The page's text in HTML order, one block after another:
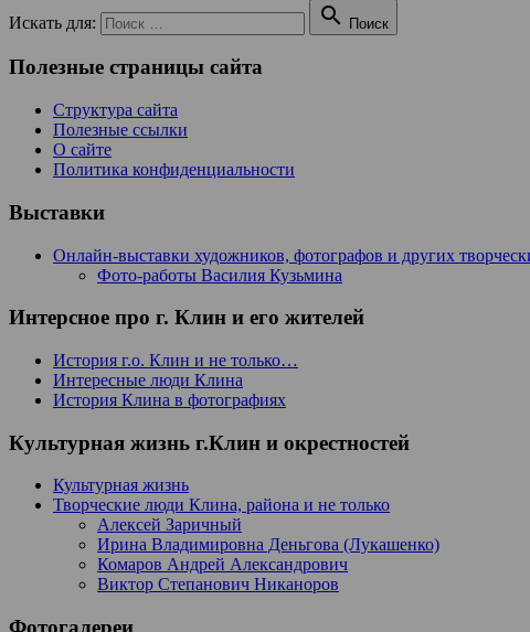
Искать для:  Поиск
Полезные страницы сайта
Структура сайта
Полезные ссылки
О сайте
Политика конфиденциальности
Выставки
Онлайн-выставки художников, фотографов и других
Фото-работы Василия Кузьмина
Интерсное про г. Клин и его жителей
История г.о. Клин и не только…
Интересные люди Клина
История Клина в фотографиях
Культурная жизнь г.Клин и окрестностей
Культурная жизнь
Творческие люди Клина, района и не только
Алексей Заричный
Ирина Владимировна Деньгова (Лукашенко)
Комаров Андрей Александрович
Виктор Степанович Никаноров
Фотогалереи